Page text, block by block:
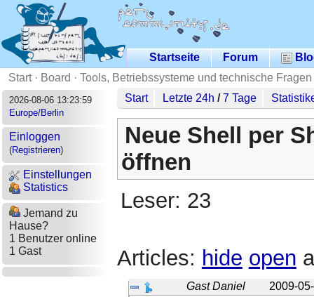
Startseite Forum
Start· Board · Tools, Betriebssysteme und technische Fragen
2026-08-06 13:23:59
Europe/Berlin
Einloggen
(Registrieren)
Einstellungen
Statistics
Jemand zu
Hause?
1 Benutzer online
1 Gast
Start Letzte 24h /7 Tage
Neue Shell per
öffnen
Leser: 23
Articles: hide open
Gast Daniel 2009-